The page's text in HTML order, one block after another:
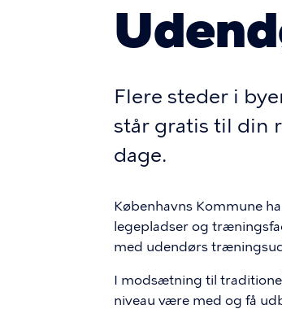
Flere steder i
står gratis til din
dage.
Københavns Kommune
legepladser og
med udendørs
I modsætning til
niveau være med og få